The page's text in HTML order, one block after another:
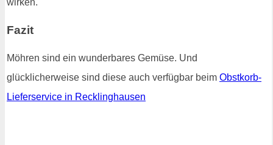
wirken.
Fazit
Möhren sind ein wunderbares Gemüse. Und
glücklicherweise sind diese auch verfügbar beim Obstkorb-
Lieferservice in Recklinghausen